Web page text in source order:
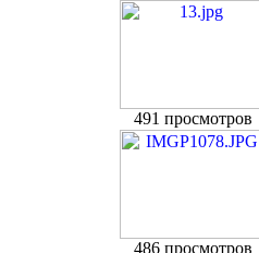
491 просмотров
486 просмотров